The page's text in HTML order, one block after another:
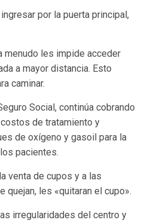
por la puerta principal,
menudo les impide acceder
a mayor distancia. Esto
caminar.
Social, continúa cobrando
de tratamiento y
de oxígeno y gasoil para la
pacientes.
venta de cupos y a las
les «quitaran el cupo».
irregularidades del centro y